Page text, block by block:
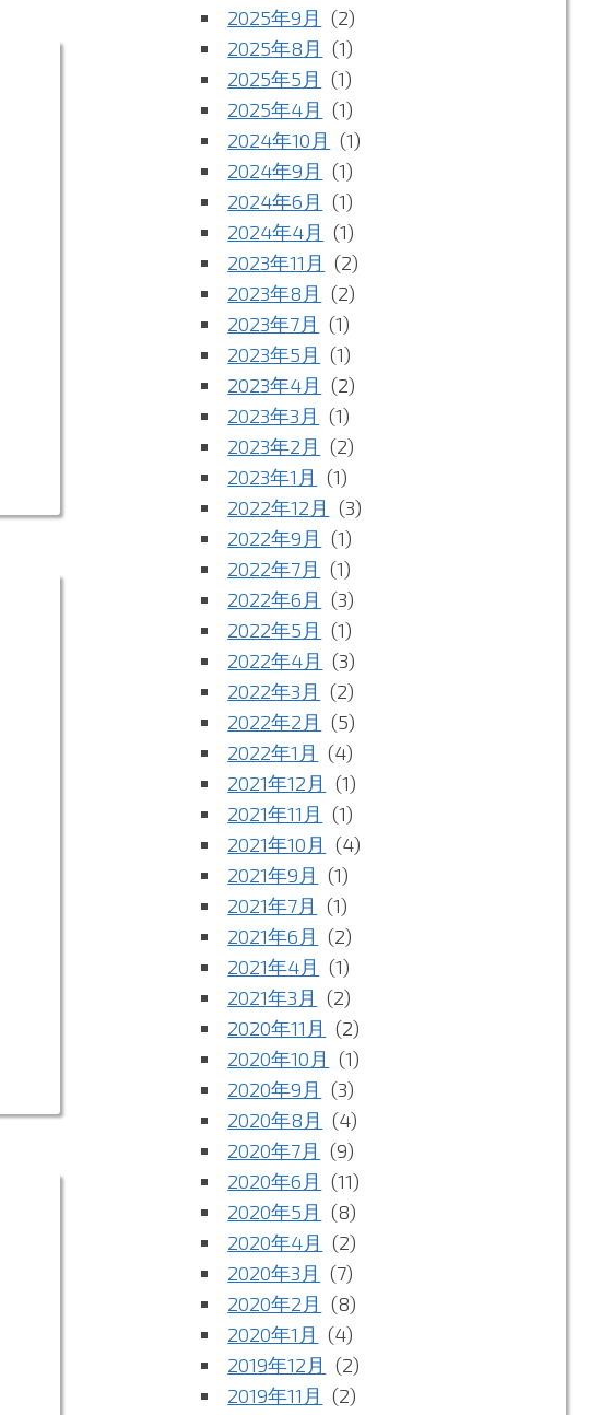
2025年9月 (2)
2025年8月 (1)
2025年5月 (1)
2025年4月 (1)
2024年10月 (1)
2024年9月 (1)
2024年6月 (1)
2024年4月 (1)
2023年11月 (2)
2023年8月 (2)
2023年7月 (1)
2023年5月 (1)
2023年4月 (2)
2023年3月 (1)
2023年2月 (2)
2023年1月 (1)
2022年12月 (3)
2022年9月 (1)
2022年7月 (1)
2022年6月 (3)
2022年5月 (1)
2022年4月 (3)
2022年3月 (2)
2022年2月 (5)
2022年1月 (4)
2021年12月 (1)
2021年11月 (1)
2021年10月 (4)
2021年9月 (1)
2021年7月 (1)
2021年6月 (2)
2021年4月 (1)
2021年3月 (2)
2020年11月 (2)
2020年10月 (1)
2020年9月 (3)
2020年8月 (4)
2020年7月 (9)
2020年6月 (11)
2020年5月 (8)
2020年4月 (2)
2020年3月 (7)
2020年2月 (8)
2020年1月 (4)
2019年12月 (2)
2019年11月 (2)